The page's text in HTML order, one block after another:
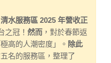
清水服務區 2025 年營收正
之冠！ 然而 ，對於春節返
高的人潮密度」。 除此
名的服務區，整理了